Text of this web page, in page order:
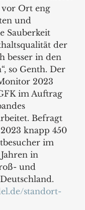
vor Ort eng
und
Sauberkeit
der
besser in den
so Genth. Der
2023
im Auftrag
Befragt
knapp 450
im
in
und
standort-